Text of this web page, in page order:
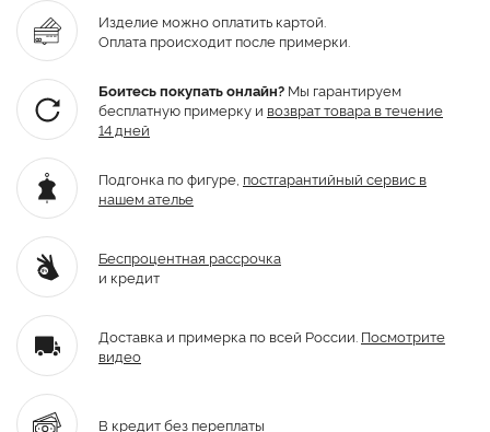
Изделие можно оплатить картой.
Оплата происходит после примерки.
Боитесь покупать онлайн? Мы гарантируем
бесплатную примерку и возврат товара в течение
14 дней
Подгонка по фигуре, постгарантийный сервис в
нашем ателье
Беспроцентная рассрочка
и кредит
Доставка и примерка по всей России. Посмотрите
видео
В кредит без переплаты